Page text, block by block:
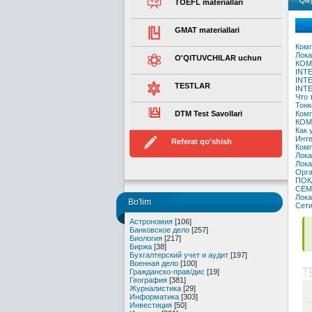
TOEFL materiallari
GMAT materiallari
O'QITUVCHILAR uchun
TESTLAR
DTM Test Savollari
Referat qo'shish
Bo'lim
Астрономия [106]
Банковское дело [257]
Биология [217]
Биржа [38]
Бухгалтерский учет и аудит [197]
Военная дело [100]
Гражданско-прав/дис [19]
География [381]
Журналистика [29]
Информатика [303]
Инвестиция [50]
Что
Как